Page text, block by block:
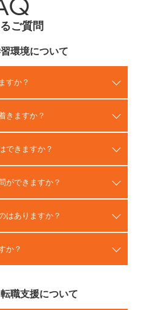
ご質問
環境について
すか？
きますか？
できますか？
ができますか？
はありますか？
か？
職支援について